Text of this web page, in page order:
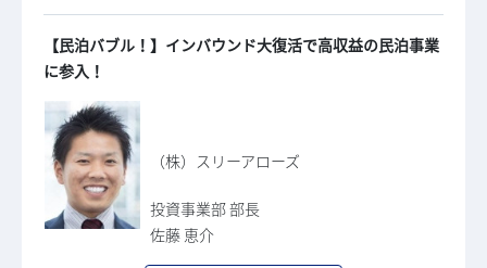
【民泊バブル！】インバウンド大復活で高収益の民泊事業
に参入！
（株）スリーアローズ
投資事業部 部長
佐藤 恵介